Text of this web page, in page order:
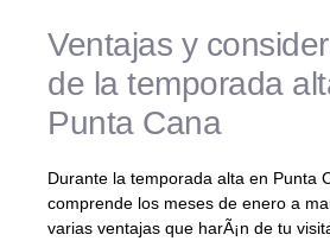
Ventajas y
de la temporada
Punta Cana
Durante la temporada alta en Punta
comprende los meses de enero a
varias ventajas que harÃ¡n de tu